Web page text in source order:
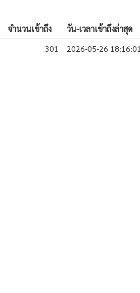
จำนวนเข้าถึง
วัน-เวลาเข้าถึงล่าสุด
301 2026-05-26 18:16:01